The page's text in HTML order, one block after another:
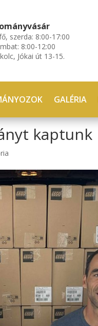
szerda: 8:00-17:00
8:00-12:00
Jókai út 13-15.
GALÉRIA
kaptunk